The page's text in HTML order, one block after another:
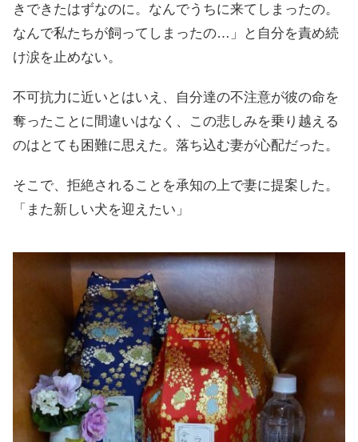
きできたはずなのに。なんでうちに来てしまったの。
なんで私たちが飼ってしまったの…」と自分を責め続
け涙を止めない。
不可抗力に近いとはいえ、自分達の不注意が彼の命を
奪ったことに間違いはなく、この悲しみを乗り越える
のはとても困難に思えた。落ち込む妻が心配だった。
そこで、拒絶されることを承知の上で妻に提案した。
「また新しい犬を迎えたい」